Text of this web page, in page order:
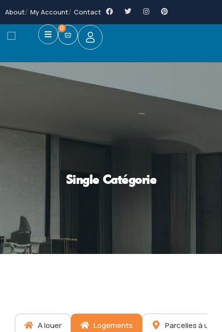
About My Account Contact
0
Single Catégorie
A louer Logements Parcelles à